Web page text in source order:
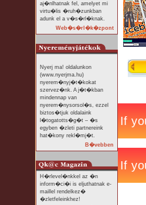
aj�nlhatnak fel, amelyet mi
virtu�lis �ruh�zunkban
adunk el a v�s�rl�knak.
Web�s�rl�k�zpont
Nyerj ma! oldalunkon
(www.nyerjma.hu)
nyerem�nyj�t�kokat
szervez�nk. A j�t�kban
mindennap van
nyerem�nysorsol�s, ezzel
biztos�tjuk oldalaink
l�togatotts�g�t – �s
egyben �zleti partnereink
hat�kony rekl�mj�t.
B�vebben
H�rlevel�nkkel az �n
inform�ci�i is eljuthatnak e-
maillel rendelkez�
�zletfeleinkhez!